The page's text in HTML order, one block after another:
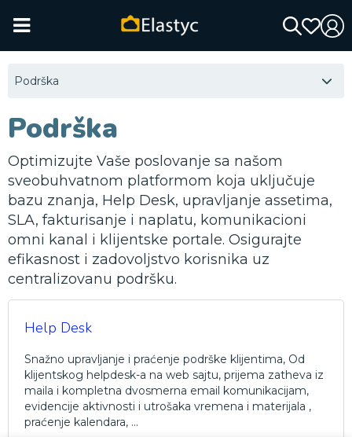
Podrška
Podrška
Optimizujte Vaše poslovanje sa našom
sveobuhvatnom platformom koja uključuje
bazu znanja, Help Desk, upravljanje assetima,
SLA, fakturisanje i naplatu, komunikacioni
omni kanal i klijentske portale. Osigurajte
efikasnost i zadovoljstvo korisnika uz
centralizovanu podršku.
Help Desk
Snažno upravljanje i praćenje podrške klijentima, Od
klijentskog helpdesk-a na web sajtu, prijema zatheva iz
maila i kompletna dvosmerna email komunikacijam,
evidencije aktivnosti i utrošaka vremena i materijala ,
praćenje kalendara, ...